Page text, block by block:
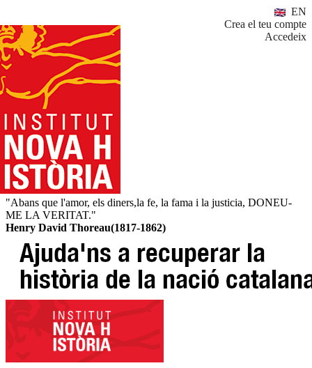
EN
Crea el teu compte
Accedeix
"Abans que l'amor, els diners,la fe, la fama i la justicia, DONEU-
ME LA VERITAT."
Henry David Thoreau(1817-1862)